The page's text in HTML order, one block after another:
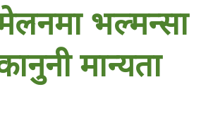
भल्मन्सा
मान्यता